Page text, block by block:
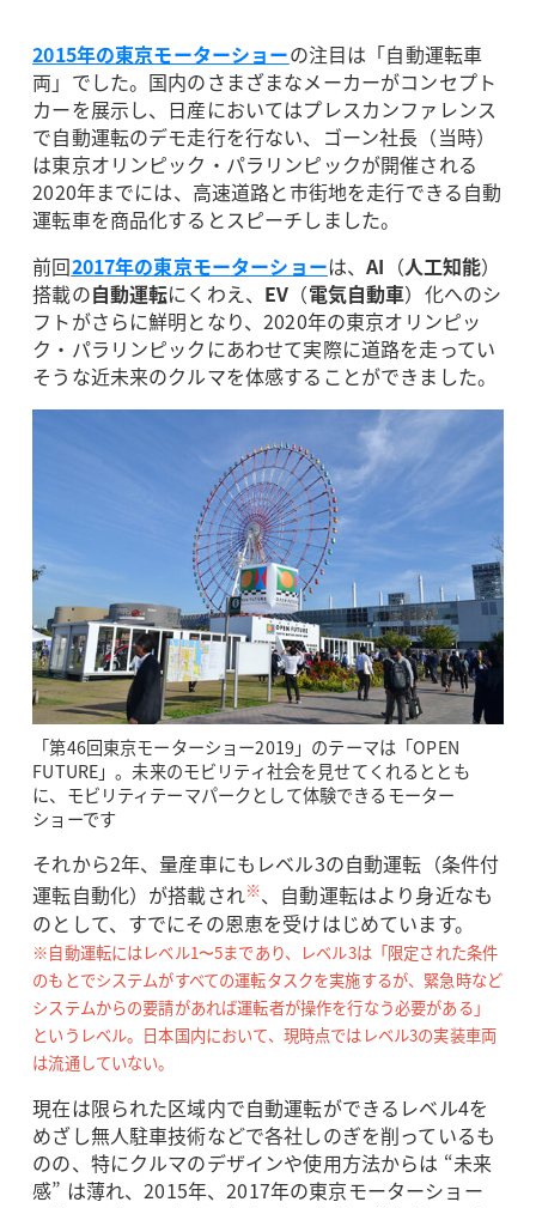
2015年の東京モーターショーの注目は「自動運転車
両」でした。国内のさまざまなメーカーがコンセプト
カーを展示し、日産においてはプレスカンファレンス
で自動運転のデモ走行を行ない、ゴーン社長（当時）
は東京オリンピック・パラリンピックが開催される
2020年までには、高速道路と市街地を走行できる自動
運転車を商品化するとスピーチしました。
前回2017年の東京モーターショーは、AI （人工知能）
搭載の自動運転にくわえ、 EV （電気自動車）化へのシ
フトがさらに鮮明となり、2020年の東京オリンピッ
ク・パラリンピックにあわせて実際に道路を走ってい
そうな近未来のクルマを体感することができました。
「第46回東京モーターショー2019」のテーマは「OPEN
FUTURE」。未来のモビリティ社会を見せてくれるととも
に、モビリティテーマパークとして体験できるモーター
ショーです
それから2年、量産車にもレベル3の自動運転（条件付
運転自動化）が搭載され※、自動運転はより身近なも
のとして、すでにその恩恵を受けはじめています。
※自動運転にはレベル1〜5まであり、レベル3は「限定された条件
のもとでシステムがすべての運転タスクを実施するが、緊急時など
システムからの要請があれば運転者が操作を行なう必要がある」
というレベル。日本国内において、現時点ではレベル3の実装車両
は流通していない。
現在は限られた区域内で自動運転ができるレベル4を
めざし無人駐車技術などで各社しのぎを削っているも
のの、特にクルマのデザインや使用方法からは “未来
感” は薄れ、2015年、2017年の東京モーターショー